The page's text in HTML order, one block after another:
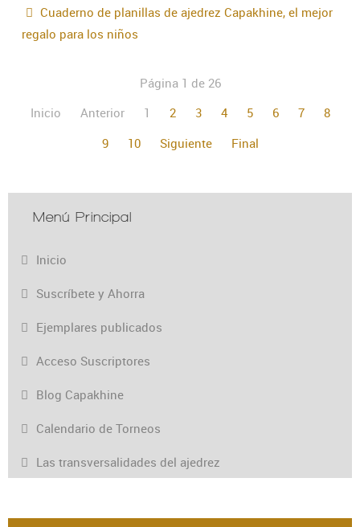
Cuaderno de planillas de ajedrez Capakhine, el mejor
regalo para los niños
Página 1 de 26
Inicio
Anterior 1 2 3 4 5 6 7
8
9
10 Siguiente Final
Menú Principal
Inicio
Suscríbete y Ahorra
Ejemplares publicados
Acceso Suscriptores
Blog Capakhine
Calendario de Torneos
Las transversalidades del ajedrez